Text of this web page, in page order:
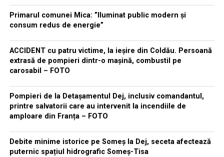
Primarul comunei Mica: ”Iluminat public modern și
consum redus de energie”
ACCIDENT cu patru victime, la ieșire din Coldău. Persoană
extrasă de pompieri dintr-o mașină, combustil pe
carosabil – FOTO
Pompieri de la Detașamentul Dej, inclusiv comandantul,
printre salvatorii care au intervenit la incendiile de
amploare din Franța – FOTO
Debite minime istorice pe Someș la Dej, seceta afectează
puternic spațiul hidrografic Someș-Tisa